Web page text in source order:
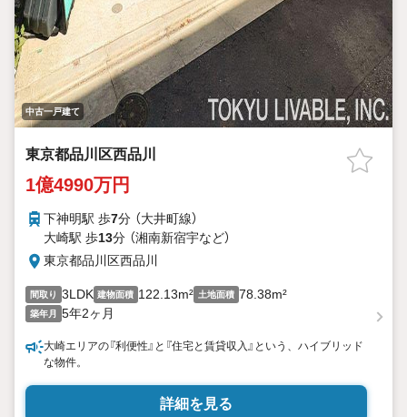
中古一戸建て
東京都品川区西品川
1億4990万円
下神明駅 歩7分 （大井町線）
大崎駅 歩13分 （湘南新宿宇など）
東京都品川区西品川
間取り 3LDK 建物面積 122.13m² 土地面積 78.38m²
築年月 5年2ヶ月
大崎エリアの『利便性』と『住宅と賃貸収入』という、ハイブリッド
な物件。
詳細を見る